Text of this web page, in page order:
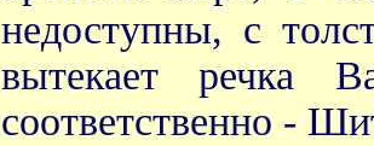
недоступны, с
вытекает речка
соответственно -